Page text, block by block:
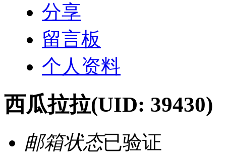
分享
留言板
个人资料
西瓜拉拉(UID: 39430)
邮箱状态已验证